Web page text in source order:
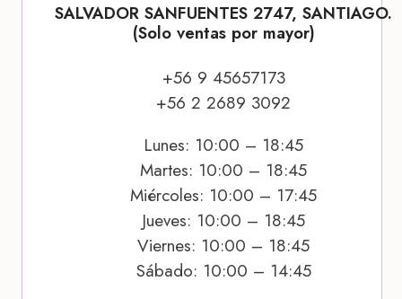
SALVADOR SANFUENTES 2747, SANTIAGO.
(Solo ventas por mayor)
+56 9 45657173
+56 2 2689 3092
Lunes: 10:00 – 18:45
Martes: 10:00 – 18:45
Miércoles: 10:00 – 17:45
Jueves: 10:00 – 18:45
Viernes: 10:00 – 18:45
Sábado: 10:00 – 14:45